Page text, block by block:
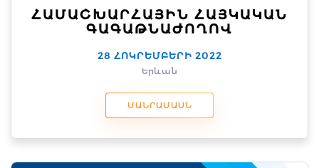
ՀԱՄԱՇԽԱՐՀԱՅԻՆ ՀԱՅԿԱԿԱՆ
ԳԱԳԱԹՆԱԺՈՂՈՎ
28 ՀՈԿՐԵՄԲԵՐԻ 2022
Երևան
ՄԱՆՐԱՄԱՍՆ